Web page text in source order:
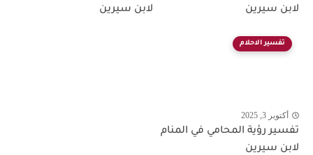
لابن سيرين
لابن سيرين
تفسير الاحلام
أكتوبر 3, 2025
تفسير رؤية المحامي في المنام
لابن سيرين